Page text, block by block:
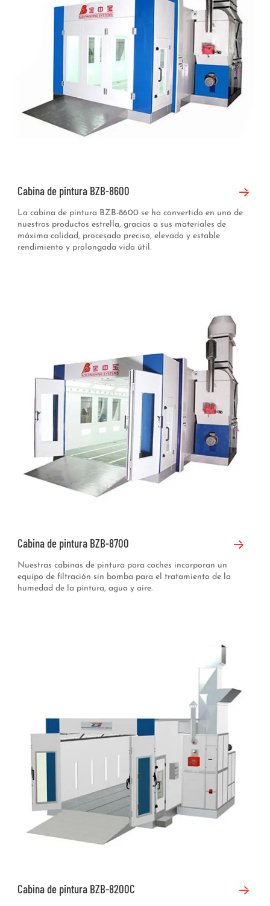
Cabina de pintura BZB-8600
La cabina de pintura BZB-8600 se ha convertido en uno de
nuestros productos estrella, gracias a sus materiales de
máxima calidad, procesado preciso, elevado y estable
rendimiento y prolongada vida útil.
Cabina de pintura BZB-8700
Nuestras cabinas de pintura para coches incorporan un
equipo de filtración sin bomba para el tratamiento de la
humedad de la pintura, agua y aire.
Cabina de pintura BZB-8200C